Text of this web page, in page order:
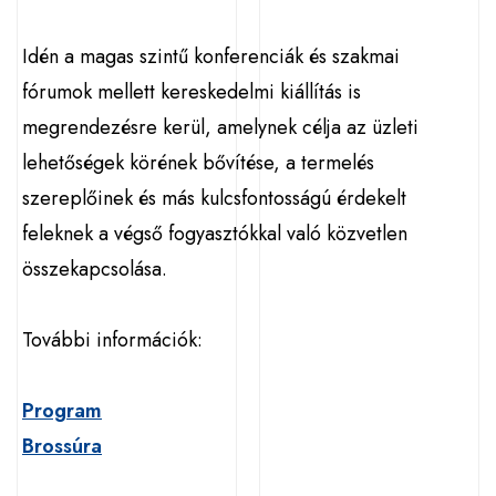
Idén a magas szintű konferenciák és szakmai
fórumok mellett kereskedelmi kiállítás is
megrendezésre kerül, amelynek célja az üzleti
lehetőségek körének bővítése, a termelés
szereplőinek és más kulcsfontosságú érdekelt
feleknek a végső fogyasztókkal való közvetlen
összekapcsolása.
További információk:
Program
Brossúra